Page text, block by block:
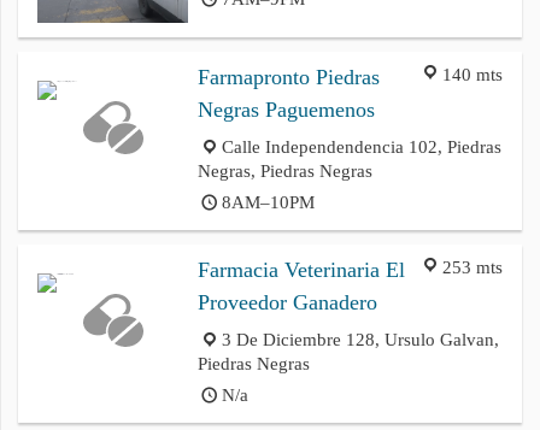
140 mts
Farmapronto Piedras
Negras Paguemenos
Calle Independendencia 102, Piedras
Negras, Piedras Negras
8AM–10PM
253 mts
Farmacia Veterinaria El
Proveedor Ganadero
3 De Diciembre 128, Ursulo Galvan,
Piedras Negras
N/a